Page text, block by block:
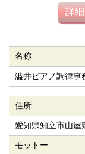
詳
名称
澁井ピアノ調律事
住所
愛知県知立市山屋
モットー